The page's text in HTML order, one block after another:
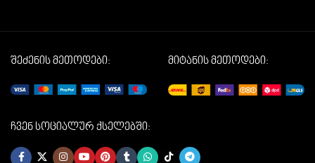
შეძენის მეთოდები: მიტანის მეთოდები:
ჩვენ სოციალურ ქსელებში: